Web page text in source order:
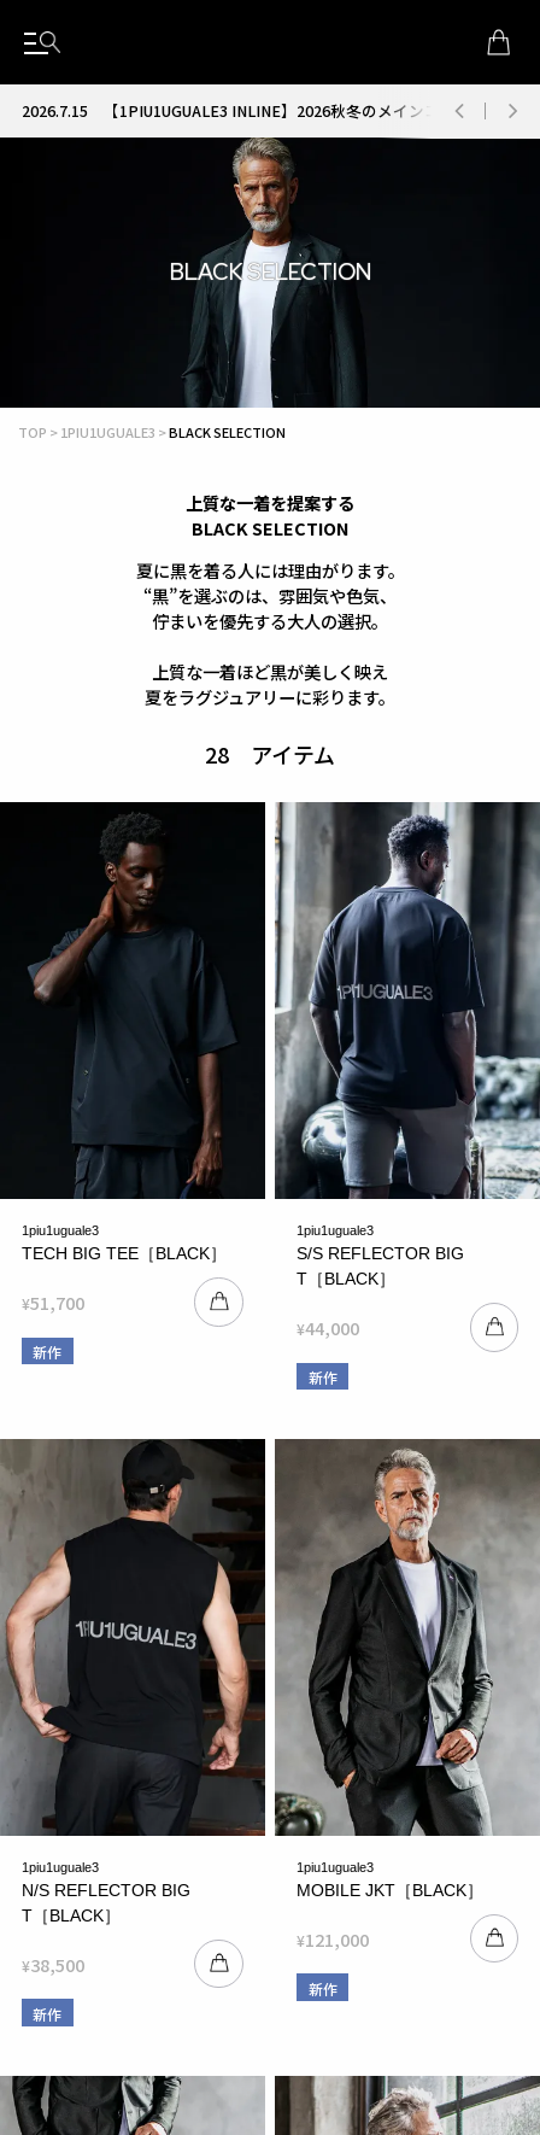
2026.7.15【1PIU1UGUALE3 INLINE】2026秋冬のメインコレクションが
BLACK SELECTION
TOP 1PIU1UGUALE3 BLACK SELECTION
上質な一着を提案する
BLACK SELECTION
夏に黒を着る人には理由がります。
“黒”を選ぶのは、雰囲気や色気、
佇まいを優先する大人の選択。
上質な一着ほど黒が美しく映え
夏をラグジュアリーに彩ります。
28
1piu1uguale3
TECH BIG TEE［BLACK］
¥51,700
新作
1piu1uguale3
S/S REFLECTOR BIG
T［BLACK］
¥44,000
新作
1piu1uguale3
N/S REFLECTOR BIG
T［BLACK］
¥38,500
新作
1piu1uguale3
MOBILE JKT［BLACK］
¥121,000
新作